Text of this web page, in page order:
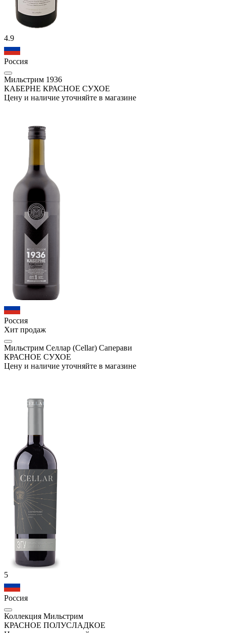
4.9
Россия
Мильстрим 1936
КАБЕРНЕ КРАСНОЕ СУХОЕ
Цену и наличие уточняйте в магазине
Россия
Хит продаж
Мильстрим Селлар (Cellar) Саперави
КРАСНОЕ СУХОЕ
Цену и наличие уточняйте в магазине
5
Россия
Коллекция Мильстрим
КРАСНОЕ ПОЛУСЛАДКОЕ